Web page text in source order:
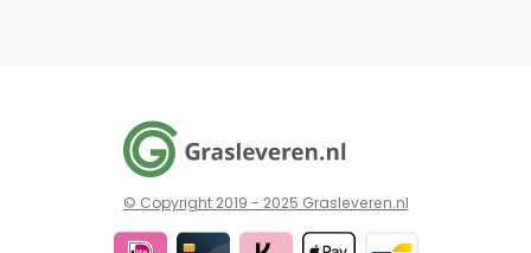
© Copyright 2019 - 2025 Grasleveren.nl